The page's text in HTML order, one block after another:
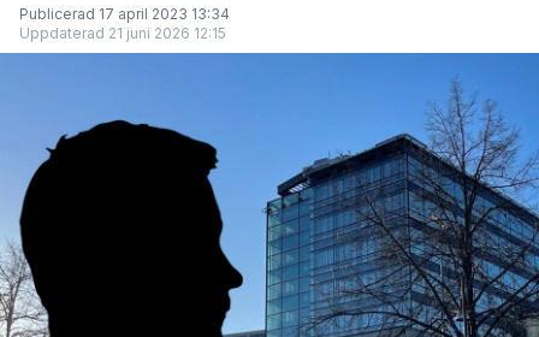
Publicerad 17 april 2023 13:34
Uppdaterad 21 juni 2026 12:15